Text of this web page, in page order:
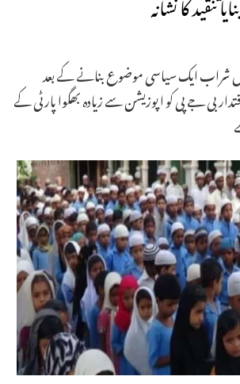
شراب ایک سیاسی موضوع بنانے کے بعد
بی جے پی کو اپوزیشن سے زیادہ بھگوا پارٹی کے